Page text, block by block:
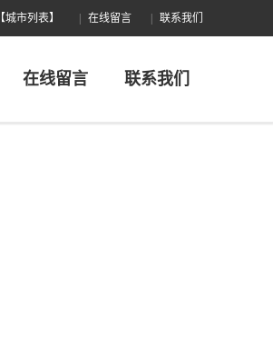
【城市列表】 在线留言 联系我们
在线留言 联系我们